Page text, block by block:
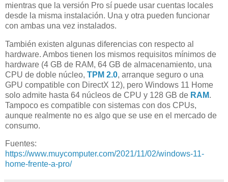
mientras que la versión Pro sí puede usar cuentas locales
desde la misma instalación. Una y otra pueden funcionar
con ambas una vez instalados.
También existen algunas diferencias con respecto al
hardware. Ambos tienen los mismos requisitos mínimos de
hardware (4 GB de RAM, 64 GB de almacenamiento, una
CPU de doble núcleo, TPM 2.0, arranque seguro o una
GPU compatible con DirectX 12), pero Windows 11 Home
solo admite hasta 64 núcleos de CPU y 128 GB de RAM.
Tampoco es compatible con sistemas con dos CPUs,
aunque realmente no es algo que se use en el mercado de
consumo.
Fuentes:
https://www.muycomputer.com/2021/11/02/windows-11-
home-frente-a-pro/